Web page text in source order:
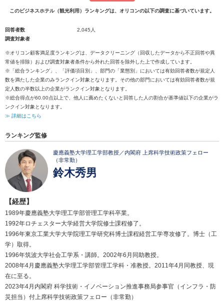
このビジネスホテル（観光利用）ランキングは、オリコンの以下の調査に基づいています。
回答者数
2,045人
調査対象者
※オリコン顧客満足度ランキングは、データクリーニング（回収したデータから不正回答や異
常値を排除）および調査対象者条件から外れた回答を除外した上で作成しています。
※「総合ランキング」、「評価項目別」、部門の「業態別」においては有効回答者数が規定人
数を満たした企業のみランクイン対象となります。その他の部門においては有効回答者数が規
定人数の半数以上の企業がランクイン対象となります。
※総合得点が60.00点以上で、他人に薦めたくないと回答した人の割合が基準値以下の企業がラ
ンクイン対象となります。
≫ 詳細はこちら
ランキング監修
慶應義塾大学理工学部教授／内閣府 上席科学技術政策フェロー
（非常勤）
鈴木秀男
【経歴】
1989年慶應義塾大学理工学部管理工学科卒業。
1992年ロチェスター大学経営大学院修士課程修了。
1996年東京工業大学大学院理工学研究科博士課程経営工学専攻修了。博士（工
学）取得。
1996年筑波大学社会工学系・講師。2002年6月同助教授。
2008年4月慶應義塾大学理工学部管理工学科・准教授。2011年4月同教授、現
在に至る。
2023年4月内閣府 科学技術・イノベーション推進事務局参事官（インフラ・防
災担当）付上席科学技術政策フェロー（非常勤）